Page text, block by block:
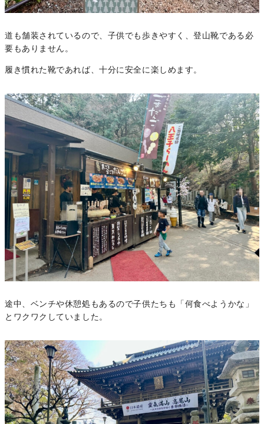
道も舗装されているので、子供でも歩きやすく、登山靴である必
要もありません。
履き慣れた靴であれば、十分に安全に楽しめます。
途中、ベンチや休憩処もあるので子供たちも「何食べようかな」
とワクワクしていました。